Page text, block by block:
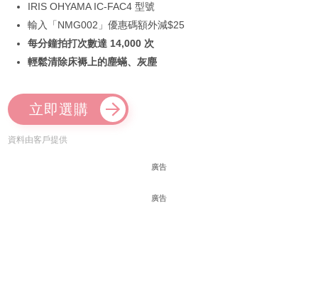
IRIS OHYAMA IC-FAC4 型號
輸入「NMG002」優惠碼額外減$25
每分鐘拍打次數達 14,000 次
輕鬆清除床褥上的塵蟎、灰塵
立即選購
資料由客戶提供
廣告
廣告